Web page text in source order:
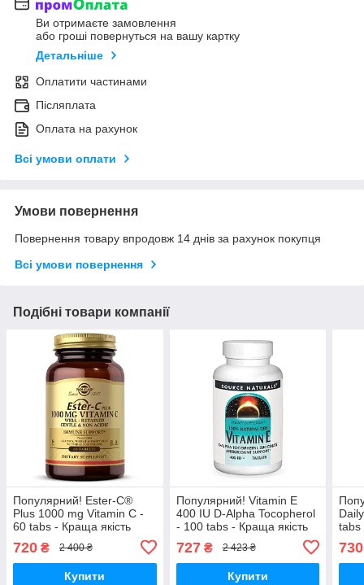
Ви отримаєте замовлення
або гроші повернуться на вашу картку
Детальніше
Оплатити частинами
Післяплата
Оплата на рахунок
Всі умови оплати
Умови повернення
Повернення товару впродовж 14 днів за рахунок покупця
Всі умови повернення
Подібні товари компанії
Популярний! Ester-C®
Plus 1000 mg Vitamin C -
60 tabs - Краща якість
тільки на Nukleon.com.ua
720 ₴ 2 400 ₴
Купити
Популярний! Vitamin E
400 IU D-Alpha Tocopherol
- 100 tabs - Краща якість
тільки на Nukleon.com.ua
727₴ 2 423 ₴
Купити
tabs
730